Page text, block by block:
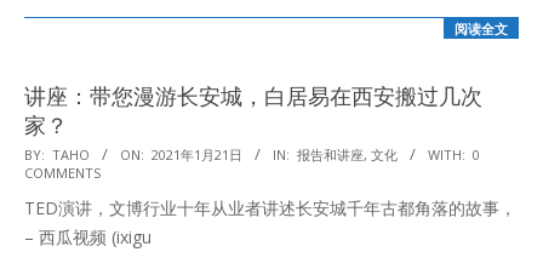
阅读全文
讲座：带您漫游长安城，白居易在西安搬过几次
家？
2021-
01-
21
BY: TAHO ON: 2021年1月21日 IN: 报告和讲座, 文化 WITH: 0
COMMENTS
TED演讲，文博行业十年从业者讲述长安城千年古都角落的故事，
– 西瓜视频 (ixigu